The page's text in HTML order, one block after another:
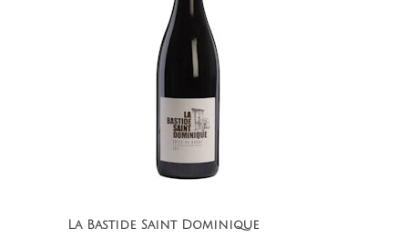
La Bastide Saint Dominique